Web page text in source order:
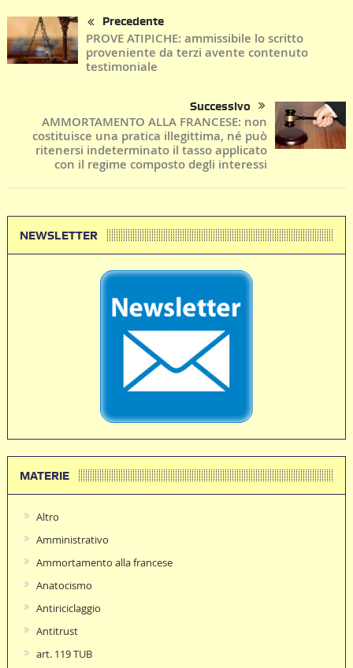
Precedente
PROVE ATIPICHE: ammissibile lo scritto
proveniente da terzi avente contenuto
testimoniale
Successivo
AMMORTAMENTO ALLA FRANCESE: non
costituisce una pratica illegittima, né può
ritenersi indeterminato il tasso applicato
con il regime composto degli interessi
NEWSLETTER
MATERIE
Altro
Amministrativo
Ammortamento alla francese
Anatocismo
Antiriciclaggio
Antitrust
art. 119 TUB